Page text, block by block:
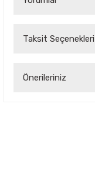
Taksit Seçenekleri
Önerileriniz